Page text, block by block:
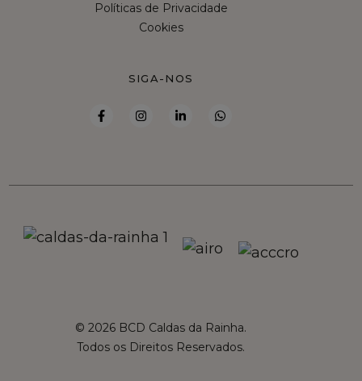
Políticas de Privacidade
Cookies
SIGA-NOS
© 2026 BCD Caldas da Rainha.
Todos os Direitos Reservados.